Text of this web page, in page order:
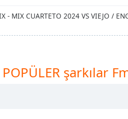
- MIX CUARTETO 2024 VS VIEJO /
şarkılar